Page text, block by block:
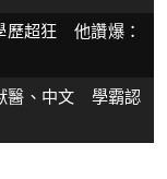
歷超狂 他讚爆：
醫、中文 學霸認